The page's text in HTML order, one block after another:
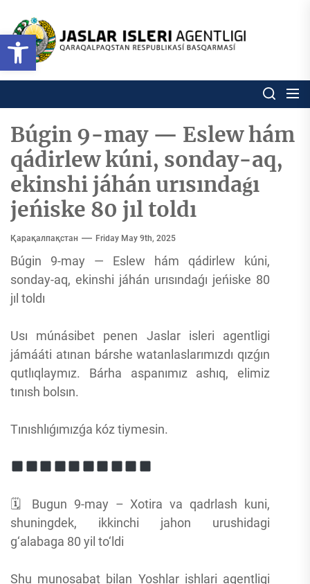
Open toolbar
content
Respublikası
basqarması
Ózbekstan jaslar isleri
Búgin 9-may — Eslew hám
qádirlew kúni, sonday-aq,
ekinshi jáhán urısındaǵı
jeńiske 80 jıl toldı
Қарақалпақстан Friday May 9th, 2025
Búgin 9-may — Eslew hám qádirlew kúni,
sonday-aq, ekinshi jáhán urısındaǵı jeńiske 80
jıl toldı
Usı múnásibet penen Jaslar isleri agentligi
jámááti atınan bárshe watanlaslarımızdı qızǵın
qutlıqlaymız. Bárha aspanımız ashıq, elimiz
tınısh bolsın.
Tınıshlıǵımızǵa kóz tiymesin.
🗓 Bugun 9-may – Xotira va qadrlash kuni,
shuningdek, ikkinchi jahon urushidagi
g‘alabaga 80 yil to‘ldi
Shu munosabat bilan Yoshlar ishlari agentligi